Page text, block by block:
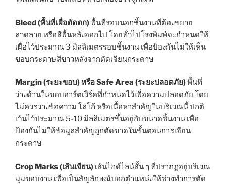
Bleed (พื้นที่เผื่อตัดตก)พื้นที่รอบนอกชิ้นงานที่ต้องขยาย
ลวดลาย หรือสีพื้นหลังออกไป โดยทั่วไปโรงพิมพ์จะกำหนดให้
เผื่อไว้ประมาณ 3 มิลลิเมตรรอบชิ้นงาน เพื่อป้องกันไม่ให้เห็น
ขอบกระดาษสีขาวหลังจากตัดเจียนกระดาษ
Margin (ระยะขอบ) หรือ Safe Area (ระยะปลอดภัย)พื้นที่
ว่างด้านในขอบอาร์ตเวิร์คที่กำหนดไว้เพื่อความปลอดภัย โดย
ไม่ควรวางข้อความ โลโก้ หรือเนื้อหาสำคัญในบริเวณนี้ ปกติ
เว้นไว้ประมาณ 5-10 มิลลิเมตรขึ้นอยู่กับขนาดชิ้นงาน เพื่อ
ป้องกันไม่ให้ข้อมูลสำคัญถูกตัดขาดในขั้นตอนการเจียน
กระดาษ
Crop Marks (เส้นเจียน) เส้นไกด์ไลน์สั้น ๆ ที่ปรากฏอยู่บริเวณ
มุมขอบงาน เพื่อเป็นสัญลักษณ์บอกตำแหน่งให้ช่างทำการตัด